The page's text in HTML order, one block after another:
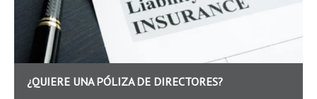
¿QUIERE UNA PÓLIZA DE DIRECTORES?